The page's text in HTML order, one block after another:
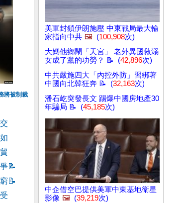
將被制裁
📝
📝
美軍封鎖伊朗施壓 中東戰局最大輸
家指向中共 🖼️ (100,908次)
大媽他鄉鬧「天宮」 老外異國救溺
女成了黨的功勞？ 📝 (42,896次)
中共嚴施四大「內控外防」習綁著
中國向北韓狂奔 📝 (32,163次)
潘石屹突發長文 踢爆中國房地產30
年騙局 📝 (45,185次)
中企借空巴提供美軍中東基地衛星
影像 🖼️ (39,219次)